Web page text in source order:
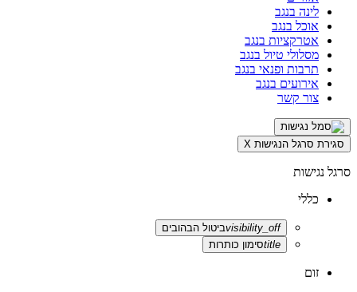
לינה בנגב
אוכל בנגב
אטרקציות בנגב
מסלולי טיול בנגב
תרבות ופנאי בנגב
אירועים בנגב
צור קשר
סגירת סרגל הנגישות X
סרגל נגישות
כללי
visibility_offביטול הבהובים
titleסימון כותרות
זום